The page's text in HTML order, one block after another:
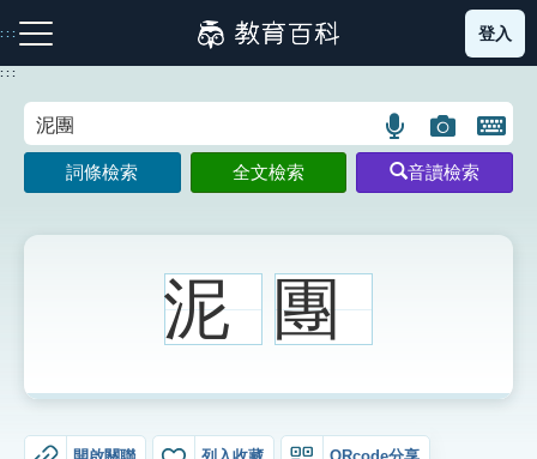
到
主
:::
注音索引圖示 筆畫索引圖示 部首索引表圖示
生字詞彙表
登入
:::
語
言
搜
圖
片
搜
開
鍵
圖
詞條檢索 全文檢索 音讀檢索
泥 團
開啟關聯 列入收藏 QRcode分享